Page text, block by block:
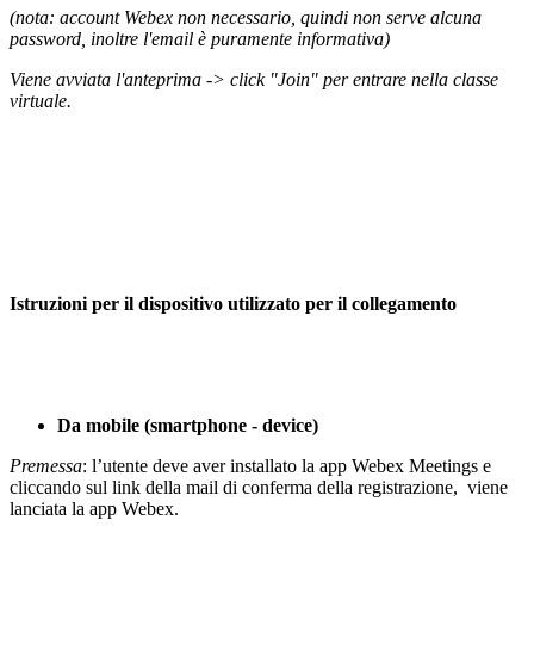
(nota: account Webex non necessario, quindi non serve alcuna
password, inoltre l'email è puramente informativa)
Viene avviata l'anteprima -> click "Join" per entrare nella classe
virtuale.
Istruzioni per il dispositivo utilizzato per il collegamento
Da mobile (smartphone - device)
Premessa: l’utente deve aver installato la app Webex Meetings e
cliccando sul link della mail di conferma della registrazione, viene
lanciata la app Webex.